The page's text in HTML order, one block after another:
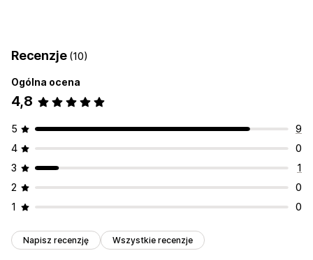
Przesyłanie zbiorcze
Przetłumaczone pliki produktów
Wielojęzyczne
Zarządzanie plikami produktowymi
Wybór produktu
Optymalizacja pliku produktowego
Recenzje (10)
Ogólna ocena
4,8
5
9
4
0
3
1
2
0
1
0
Napisz recenzję Wszystkie recenzje